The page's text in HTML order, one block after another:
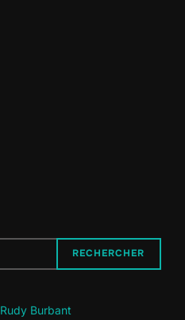
RECHERCHER
Rudy Burbant